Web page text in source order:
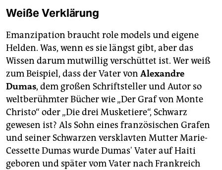
Weiße Verklärung
Emanzipation braucht role models und eigene
Helden. Was, wenn es sie längst gibt, aber das
Wissen darum mutwillig verschüttet ist. Wer weiß
zum Beispiel, dass der Vater von Alexandre
Dumas, dem großen Schriftsteller und Autor so
weltberühmter Bücher wie „Der Graf von Monte
Christo“ oder „Die drei Musketiere“, Schwarz
gewesen ist? Als Sohn eines französischen Grafen
und seiner Schwarzen versklavten Mutter Marie-
Cessette Dumas wurde Dumas' Vater auf Haiti
geboren und später vom Vater nach Frankreich